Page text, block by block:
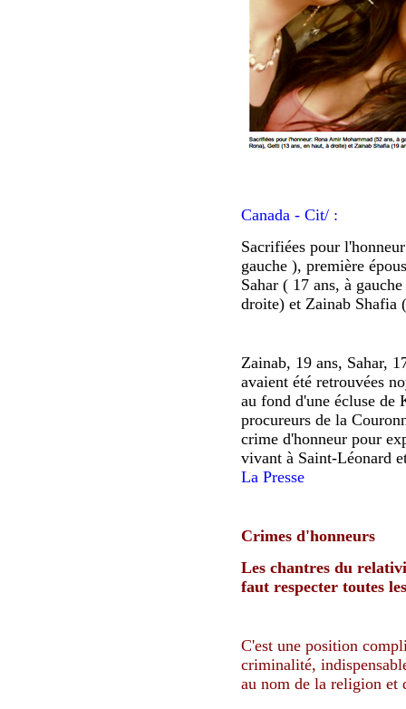
Canada - Cit/ :
Sacrifiées pour
gauche ), première
Sahar ( 17 ans, à
droite) et Zainab Shafia
Zainab, 19 ans, Sahar,
avaient été retrouvées
au fond d'une écluse
procureurs de la
crime d'honneur pour
vivant à Saint-Léonard
La Presse
Crimes d'honneurs
Les chantres du
faut respecter toutes
C'est une position
criminalité,
au nom de la religion et